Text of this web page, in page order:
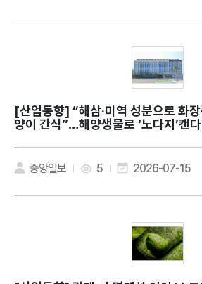
[산업동향]
양이 간식”…해양생물로 ‘노다지’캔다
중앙일보 5 2026-07-15